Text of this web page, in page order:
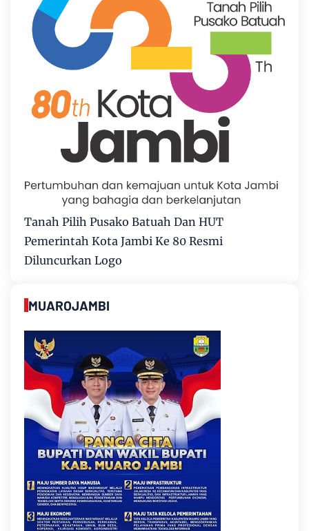
Tanah Pilih Pusako Batuah Dan HUT
Pemerintah Kota Jambi Ke 80 Resmi
Diluncurkan Logo
MUAROJAMBI